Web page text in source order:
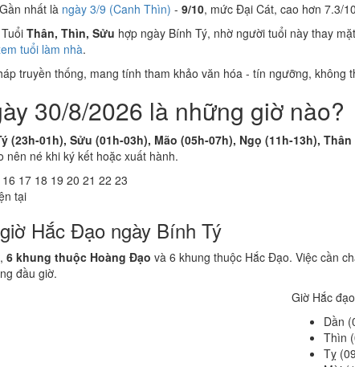
Gần nhất là ngày 3/9 (Canh Thìn) - 9/10, mức Đại Cát, cao hơn 7.3/
Tuổi Thân, Thìn, Sửu hợp ngày Bính Tý, nhờ người tuổi này thay
tuổi làm nhà.
truyền thống, mang tính tham khảo văn hóa - tín ngưỡng, không
30/8/2026 là những giờ nào?
(23h-01h), Sửu (01h-03h), Mão (05h-07h), Ngọ (11h-13h),
nên né khi ký kết hoặc xuất hành.
16 17 18 19 20 21 22 23
tại
Hắc Đạo ngày Bính Tý
6 khung thuộc Hoàng Đạo và 6 khung thuộc Hắc Đạo. Việc cần
đầu giờ.
Giờ Hắc đạo
Dần
Thìn
Tỵ